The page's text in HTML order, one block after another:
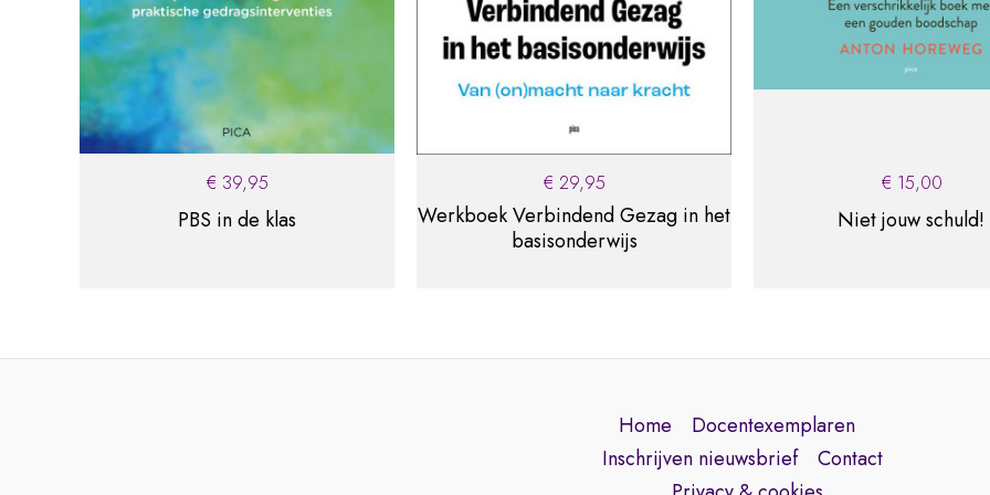
De downloads van de vorige editie vind jehier.
€ 39,95
PBS in de klas
€ 29,95
Werkboek Verbindend Gezag in het
basisonderwijs
€ 15,00
Niet jouw schuld!
Home
Docentexemplaren
Inschrijven nieuwsbrief
Contact